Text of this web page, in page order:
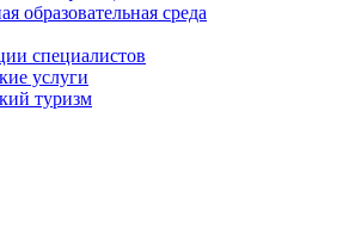
образовательная среда
специалистов
услуги
туризм